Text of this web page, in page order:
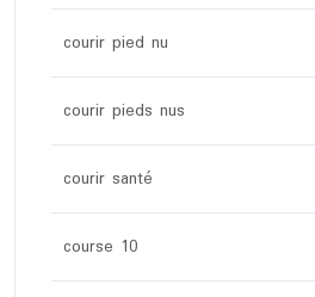
courir pied nu
courir pieds nus
courir santé
course 10